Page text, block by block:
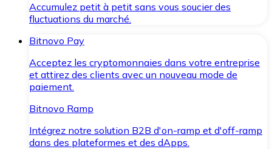
Accumulez petit à petit sans vous soucier des
fluctuations du marché.
Bitnovo Pay
Acceptez les cryptomonnaies dans votre entreprise
et attirez des clients avec un nouveau mode de
paiement.
Bitnovo Ramp
Intégrez notre solution B2B d'on-ramp et d'off-ramp
dans des plateformes et des dApps.